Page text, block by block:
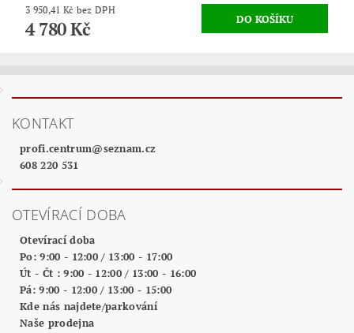
3 950,41 Kč bez DPH
4 780 Kč
KONTAKT
profi.centrum@seznam.cz
608 220 531
OTEVÍRACÍ DOBA
Otevírací doba
Po: 9:00 - 12:00 / 13:00 - 17:00
Út - Čt : 9:00 - 12:00 / 13:00 - 16:00
Pá: 9:00 - 12:00 / 13:00 - 15:00
Kde nás najdete/parkování
Naše prodejna